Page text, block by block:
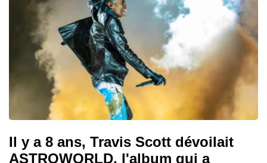
Il y a 8 ans, Travis Scott dévoilait
ASTROWORLD, l'album qui a